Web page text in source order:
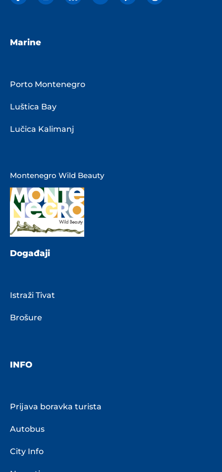
Marine
Porto Montenegro
Luštica Bay
Lučica Kalimanj
Montenegro Wild Beauty
Događaji
Istraži Tivat
Brošure
INFO
Prijava boravka turista
Autobus
City Info